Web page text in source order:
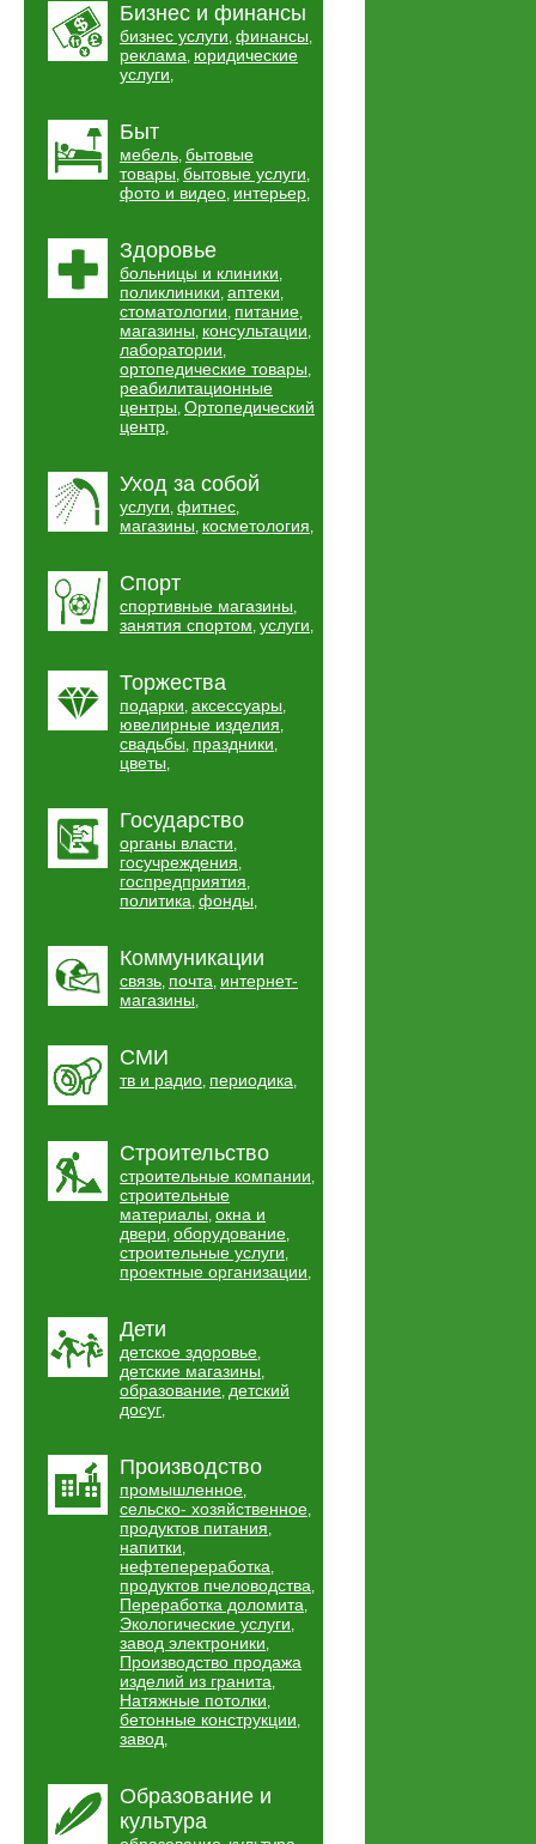
Бизнес и финансы
бизнес услуги, финансы,
реклама, юридические
услуги,
Быт
мебель, бытовые
товары, бытовые услуги,
фото и видео, интерьер,
Здоровье
больницы и клиники,
поликлиники, аптеки,
стоматологии, питание,
магазины, консультации,
лаборатории,
ортопедические товары,
реабилитационные
центры, Ортопедический
центр,
Уход за собой
услуги, фитнес,
магазины, косметология,
Спорт
спортивные магазины,
занятия спортом, услуги,
Торжества
подарки, аксессуары,
ювелирные изделия,
свадьбы, праздники,
цветы,
Государство
органы власти,
госучреждения,
госпредприятия,
политика, фонды,
Коммуникации
связь, почта, интернет-
магазины,
СМИ
тв и радио, периодика,
Строительство
строительные компании,
строительные
материалы, окна и
двери, оборудование,
строительные услуги,
проектные организации,
Дети
детское здоровье,
детские магазины,
образование, детский
досуг,
Производство
промышленное,
сельско- хозяйственное,
продуктов питания,
напитки,
нефтепереработка,
продуктов пчеловодства,
Переработка доломита,
Экологические услуги,
завод электроники,
Производство продажа
изделий из гранита,
Натяжные потолки,
бетонные конструкции,
завод,
Образование и
культура